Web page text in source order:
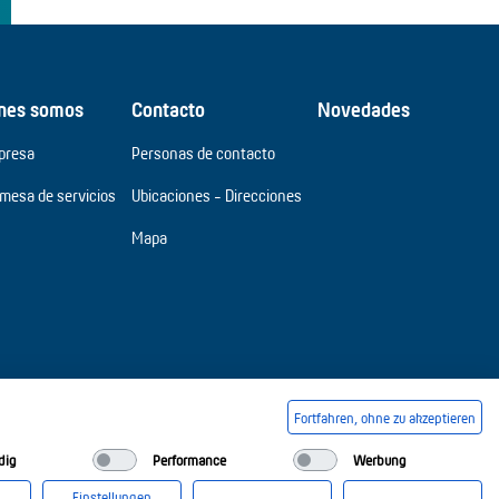
somos
de servicios
Contacto
Personas de contacto
Ubicaciones - Direcciones
Mapa
Novedades
Fortfahren, ohne zu akzeptieren
Performance Werbung